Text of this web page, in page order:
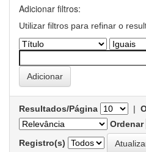
Adicionar filtros:
Utilizar filtros para refinar o
Resultados/Página |
Ordenar
Registro(s)